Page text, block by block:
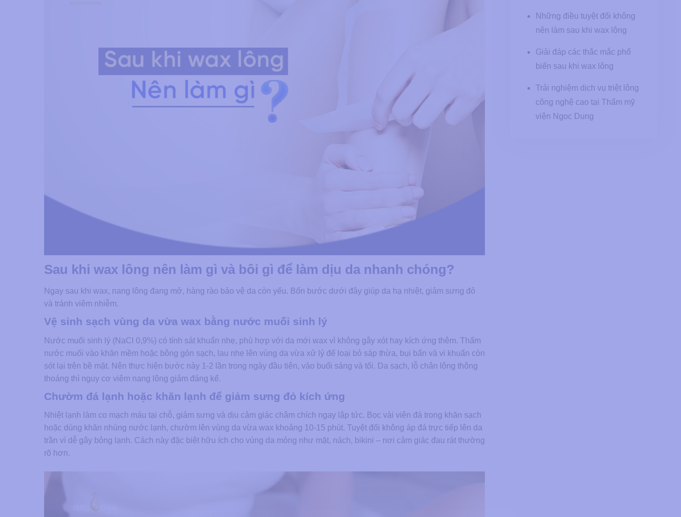
Sau khi wax lông nên làm gì và bôi gì để làm dịu da nhanh chóng?
Ngay sau khi wax, nang lông đang mở, hàng rào bảo vệ da còn yếu. Bốn bước dưới đây giúp da hạ nhiệt, giảm sưng đỏ
và tránh viêm nhiễm.
Vệ sinh sạch vùng da vừa wax bằng nước muối sinh lý
Nước muối sinh lý (NaCl 0,9%) có tính sát khuẩn nhẹ, phù hợp với da mới wax vì không gây xót hay kích ứng thêm. Thấm
nước muối vào khăn mềm hoặc bông gòn sạch, lau nhẹ lên vùng da vừa xử lý để loại bỏ sáp thừa, bụi bẩn và vi khuẩn còn
sót lại trên bề mặt. Nên thực hiện bước này 1-2 lần trong ngày đầu tiên, vào buổi sáng và tối. Da sạch, lỗ chân lông thông
thoáng thì nguy cơ viêm nang lông giảm đáng kể.
Chườm đá lạnh hoặc khăn lạnh để giảm sưng đỏ kích ứng
Nhiệt lạnh làm co mạch máu tại chỗ, giảm sưng và dịu cảm giác châm chích ngay lập tức. Bọc vài viên đá trong khăn sạch
hoặc dùng khăn nhúng nước lạnh, chườm lên vùng da vừa wax khoảng 10-15 phút. Tuyệt đối không áp đá trực tiếp lên da
trần vì dễ gây bỏng lạnh. Cách này đặc biệt hữu ích cho vùng da mỏng như mặt, nách, bikini – nơi cảm giác đau rát thường
rõ hơn.
Những điều tuyệt đối không
nên làm sau khi wax lông
Giải đáp các thắc mắc phổ
biến sau khi wax lông
Trải nghiệm dịch vụ triệt lông
công nghệ cao tại Thẩm mỹ
viện Ngọc Dung